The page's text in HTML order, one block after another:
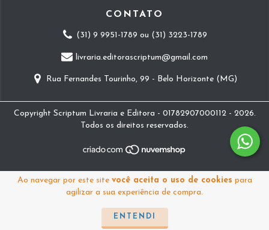
Ao navegar por este site você aceita o uso de cookies para
agilizar a sua experiência de compra.
ENTENDI
CONTATO
(31) 9 9951-1789 ou (31) 3223-1789
livraria.editorascriptum@gmail.com
Rua Fernandes Tourinho, 99 - Belo Horizonte (MG)
Copyright Scriptum Livraria e Editora - 01782907000112 - 2026.
Todos os direitos reservados.